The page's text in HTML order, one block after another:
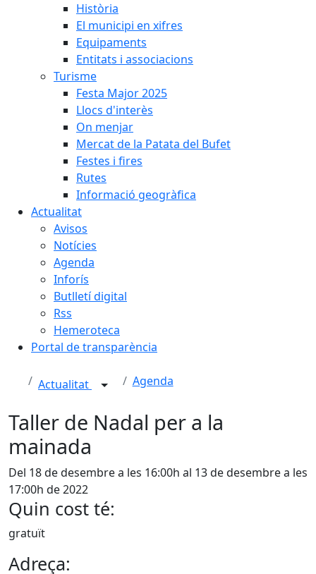
Història
El municipi en xifres
Equipaments
Entitats i associacions
Turisme
Festa Major 2025
Llocs d'interès
On menjar
Mercat de la Patata del Bufet
Festes i fires
Rutes
Informació geogràfica
Actualitat
Avisos
Notícies
Agenda
Inforís
Butlletí digital
Rss
Hemeroteca
Portal de transparència
Actualitat Agenda
Taller de Nadal per a la
mainada
Del 18 de desembre a les 16:00h al 13 de desembre a les
17:00h de 2022
Quin cost té:
gratuït
Adreça: